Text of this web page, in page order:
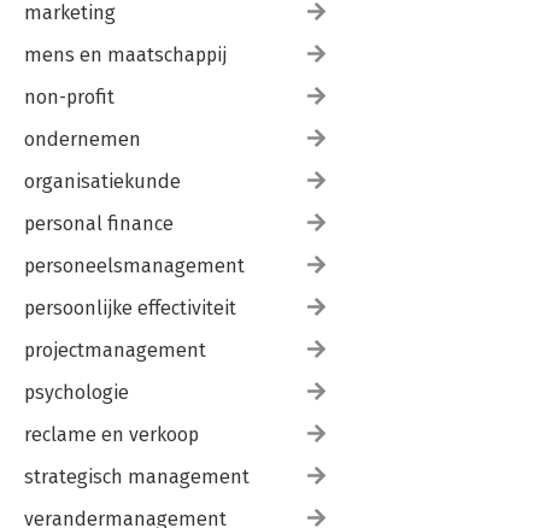
marketing
mens en maatschappij
non-profit
ondernemen
organisatiekunde
personal finance
personeelsmanagement
persoonlijke effectiviteit
projectmanagement
psychologie
reclame en verkoop
strategisch management
verandermanagement